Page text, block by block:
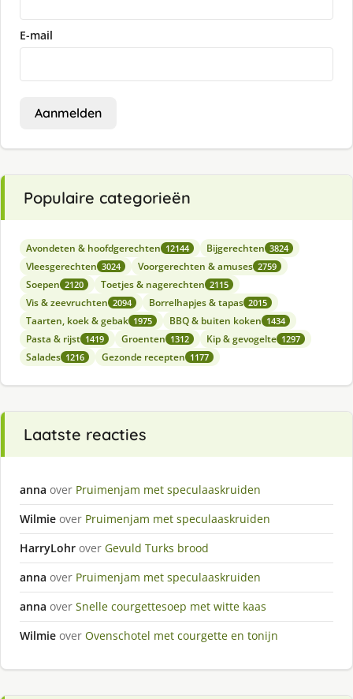
E-mail
Aanmelden
Populaire categorieën
Avondeten & hoofdgerechten 12144 Bijgerechten 3824
Vleesgerechten 3024 Voorgerechten & amuses 2759
Soepen 2120 Toetjes & nagerechten 2115
Vis & zeevruchten 2094 Borrelhapjes & tapas 2015
Taarten, koek & gebak 1975 BBQ & buiten koken 1434
Pasta & rijst 1419 Groenten 1312 Kip & gevogelte 1297
Salades 1216 Gezonde recepten 1177
Laatste reacties
anna over Pruimenjam met speculaaskruiden
Wilmie over Pruimenjam met speculaaskruiden
HarryLohr over Gevuld Turks brood
anna over Pruimenjam met speculaaskruiden
anna over Snelle courgettesoep met witte kaas
Wilmie over Ovenschotel met courgette en tonijn